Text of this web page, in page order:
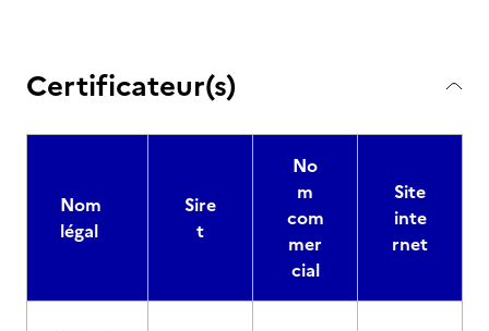
Certificateur(s)
Nom
légal
Sire
t
No
m
com
mer
cial
Site
inte
rnet